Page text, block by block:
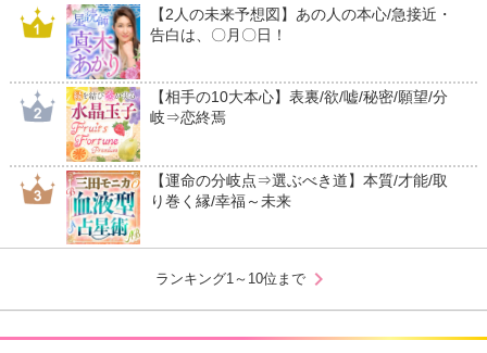
【2人の未来予想図】あの人の本心/急接近・
告白は、〇月〇日！
【相手の10大本心】表裏/欲/嘘/秘密/願望/分
岐⇒恋終焉
【運命の分岐点⇒選ぶべき道】本質/才能/取
り巻く縁/幸福～未来
ランキング1～10位まで chevron_right